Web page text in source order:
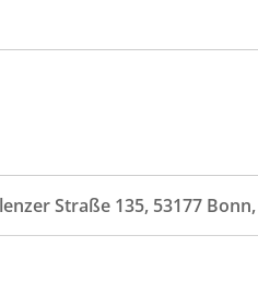
Straße 135, 53177